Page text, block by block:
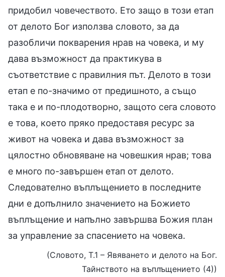
придобил човечеството. Ето защо в този етап
от делото Бог използва словото, за да
разобличи покварения нрав на човека, и му
дава възможност да практикува в
съответствие с правилния път. Делото в този
етап е по-значимо от предишното, а също
така е и по-плодотворно, защото сега словото
е това, което пряко предоставя ресурс за
живот на човека и дава възможност за
цялостно обновяване на човешкия нрав; това
е много по-завършен етап от делото.
Следователно въплъщението в последните
дни е допълнило значението на Божието
въплъщение и напълно завършва Божия план
за управление за спасението на човека.
(Словото, Т.1 – Явяването и делото на Бог.
Тайнството на въплъщението (4))